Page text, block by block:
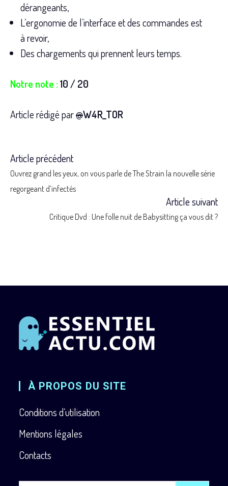
dérangeants,
L’ergonomie de l’interface et des commandes est
à revoir,
Des chargements qui prennent leurs temps.
Notre note :10 / 20
Article rédigé par@W4R_TOR
Read
Article précédent
Ouvrez grand les yeux, on vous parle de The Strain la nouvelle série
regorgeant d’infectés
Article suivant
Critique Dvd : Une folle nuit de Babysitting ça vous dit ?
À PROPOS DU SITE
Conditions d’utilisation
Mentions légales
Contacts